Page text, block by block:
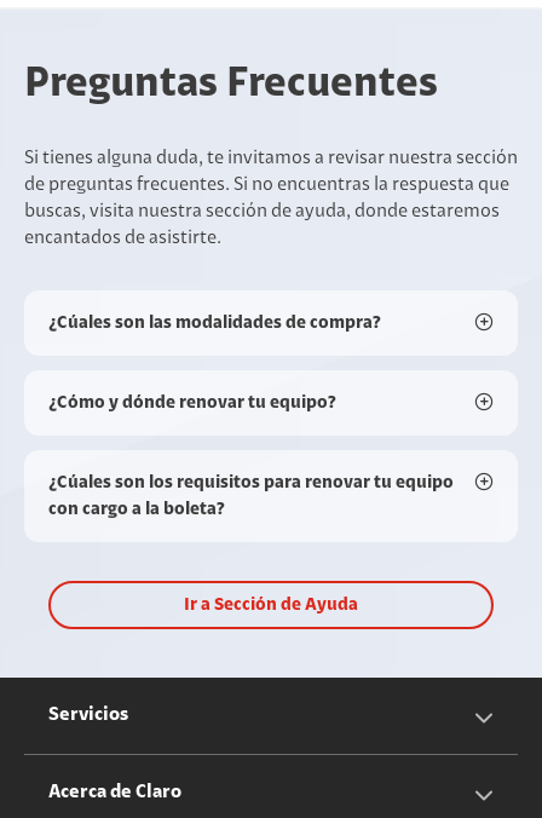
Preguntas Frecuentes
Si tienes alguna duda, te invitamos a revisar nuestra sección
de preguntas frecuentes. Si no encuentras la respuesta que
buscas, visita nuestra sección de ayuda, donde estaremos
encantados de asistirte.
¿Cúales son las modalidades de compra?
¿Cómo y dónde renovar tu equipo?
¿Cúales son los requisitos para renovar tu equipo
con cargo a la boleta?
Ir a Sección de Ayuda
Servicios
Servicios Móviles
Acerca de Claro